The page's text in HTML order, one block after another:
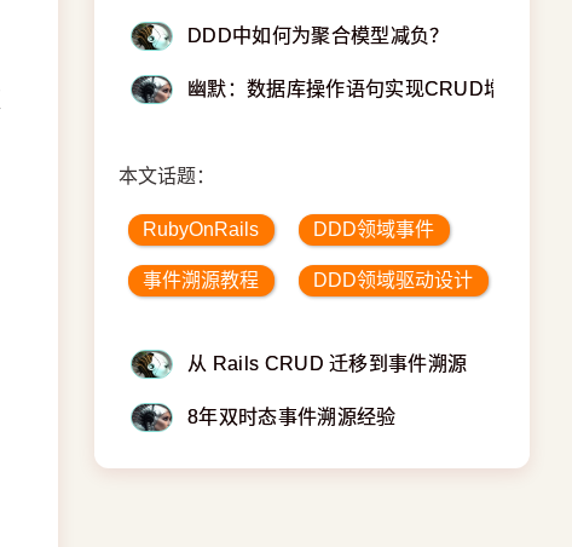
DDD中如何为聚合模型减负？
幽默：数据库操作语句实现CRUD增删改查
本文话题：
RubyOnRails DDD领域事件
事件溯源教程 DDD领域驱动设计
从 Rails CRUD 迁移到事件溯源
8年双时态事件溯源经验